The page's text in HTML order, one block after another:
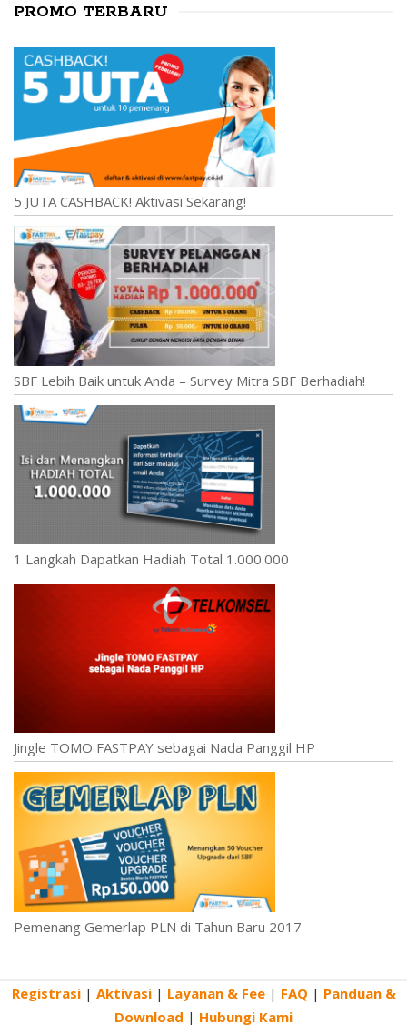
PROMO TERBARU
5 JUTA CASHBACK! Aktivasi Sekarang!
SBF Lebih Baik untuk Anda – Survey Mitra SBF Berhadiah!
1 Langkah Dapatkan Hadiah Total 1.000.000
Jingle TOMO FASTPAY sebagai Nada Panggil HP
Pemenang Gemerlap PLN di Tahun Baru 2017
Registrasi| Aktivasi| Layanan & Fee| FAQ | Panduan &
Download | Hubungi Kami